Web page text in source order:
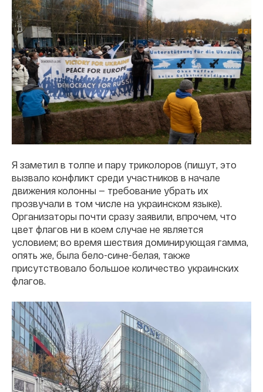
Я заметил в толпе и пару триколоров (пишут, это
вызвало конфликт среди участников в начале
движения колонны — требование убрать их
прозвучали в том числе на украинском языке).
Организаторы почти сразу заявили, впрочем, что
цвет флагов ни в коем случае не является
условием; во время шествия доминирующая гамма,
опять же, была бело-сине-белая, также
присутствовало большое количество украинских
флагов.